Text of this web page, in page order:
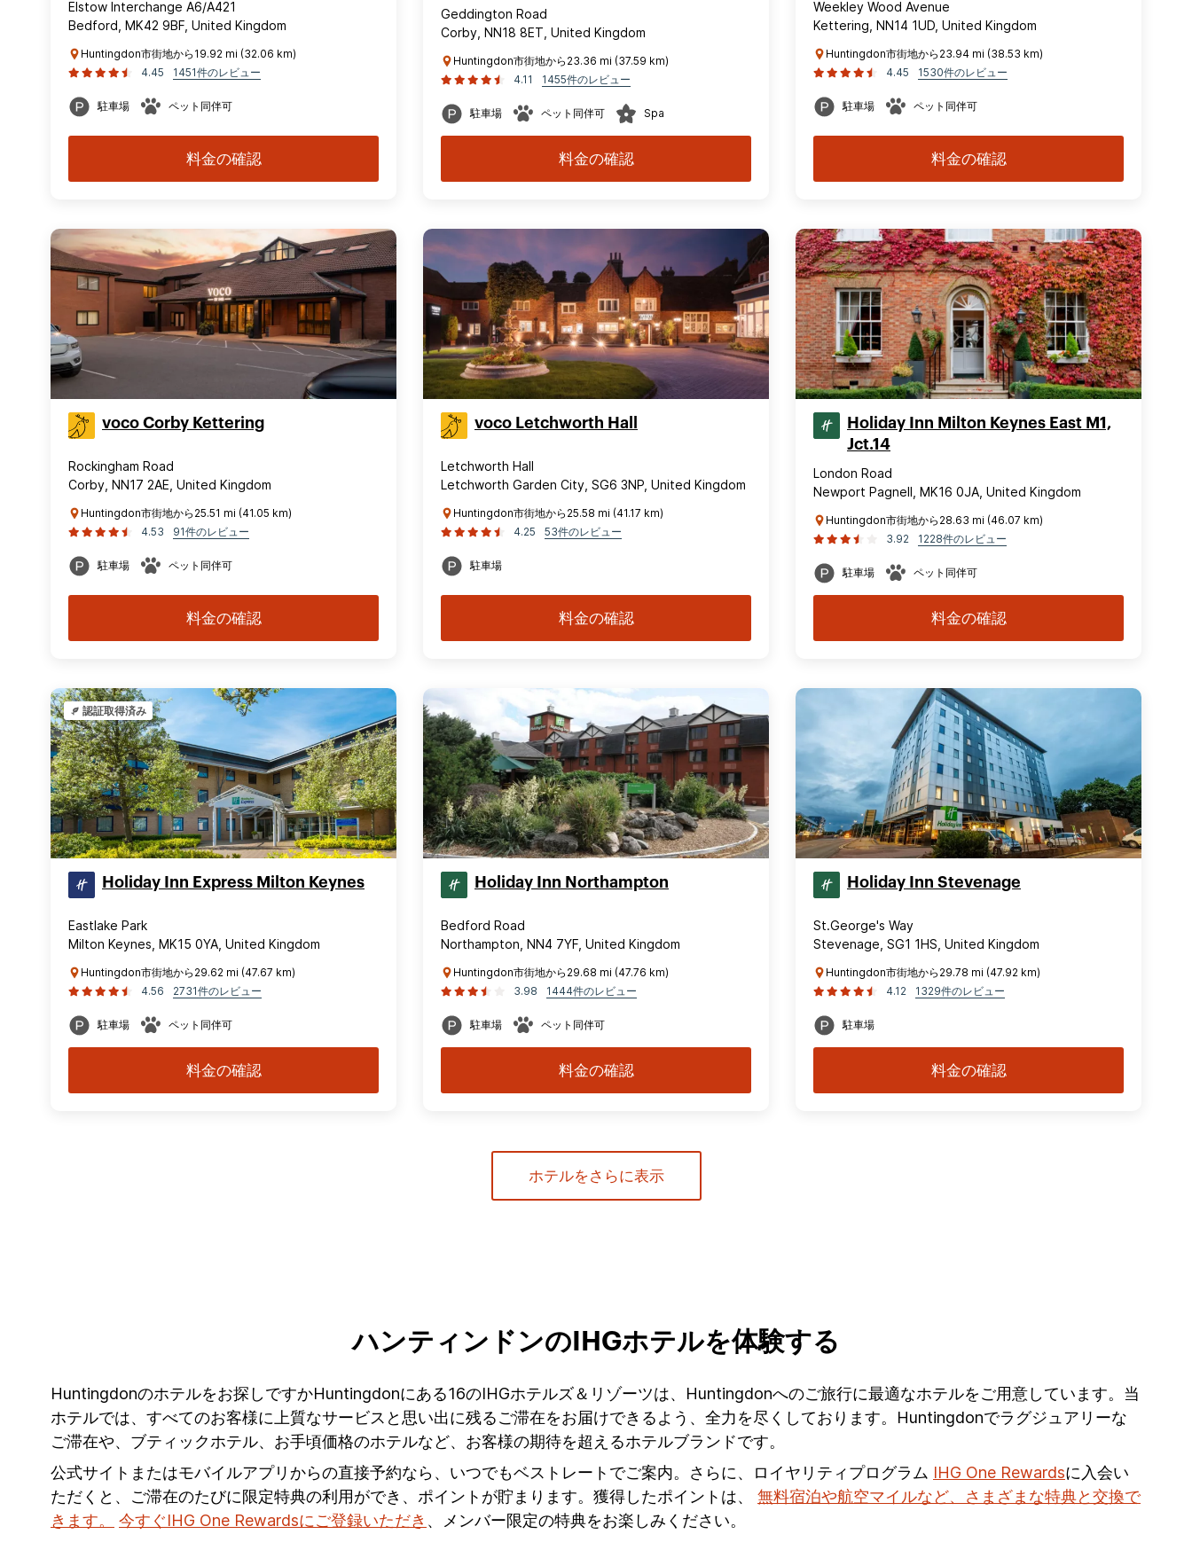
Elstow Interchange A6/A421
Bedford, MK42 9BF, United Kingdom
Huntingdon市街地から19.92 mi (32.06 km)
4.45
1451件のレビュー
駐車場 ペット同伴可
料金の確認
Geddington Road
Corby, NN18 8ET, United Kingdom
Huntingdon市街地から23.36 mi (37.59 km)
4.11
1455件のレビュー
駐車場 ペット同伴可 Spa
料金の確認
Weekley Wood Avenue
Kettering, NN14 1UD, United Kingdom
Huntingdon市街地から23.94 mi (38.53 km)
4.45
1530件のレビュー
駐車場 ペット同伴可
料金の確認
voco Corby Kettering
Rockingham Road
Corby, NN17 2AE, United Kingdom
Huntingdon市街地から25.51 mi (41.05 km)
4.53
91件のレビュー
駐車場 ペット同伴可
料金の確認
voco Letchworth Hall
Letchworth Hall
Letchworth Garden City, SG6 3NP, United Kingdom
Huntingdon市街地から25.58 mi (41.17 km)
4.25
53件のレビュー
駐車場
料金の確認
Holiday Inn Milton Keynes East M1,
Jct.14
London Road
Newport Pagnell, MK16 0JA, United Kingdom
Huntingdon市街地から28.63 mi (46.07 km)
3.92
1228件のレビュー
駐車場 ペット同伴可
料金の確認
認証取得済み
Holiday Inn Express Milton Keynes
Eastlake Park
Milton Keynes, MK15 0YA, United Kingdom
Huntingdon市街地から29.62 mi (47.67 km)
4.56
2731件のレビュー
駐車場 ペット同伴可
料金の確認
Holiday Inn Northampton
Bedford Road
Northampton, NN4 7YF, United Kingdom
Huntingdon市街地から29.68 mi (47.76 km)
3.98
1444件のレビュー
駐車場 ペット同伴可
料金の確認
Holiday Inn Stevenage
St.George's Way
Stevenage, SG1 1HS, United Kingdom
Huntingdon市街地から29.78 mi (47.92 km)
4.12
1329件のレビュー
駐車場
料金の確認
ホテルをさらに表示
ハンティンドンのIHGホテルを体験する
Huntingdonのホテルをお探しですかHuntingdonにある16のIHGホテルズ＆リゾーツは、Huntingdonへのご旅行に最適なホテルをご用意しています。当
ホテルでは、すべてのお客様に上質なサービスと思い出に残るご滞在をお届けできるよう、全力を尽くしております。Huntingdonでラグジュアリーな
ご滞在や、ブティックホテル、お手頃価格のホテルなど、お客様の期待を超えるホテルブランドです。
公式サイトまたはモバイルアプリからの直接予約なら、いつでもベストレートでご案内。さらに、ロイヤリティプログラム IHG One Rewardsに入会い
ただくと、ご滞在のたびに限定特典の利用ができ、ポイントが貯まります。獲得したポイントは、 無料宿泊や航空マイルなど、さまざまな特典と交換で
きます。
今すぐIHG One Rewardsにご登録いただき 、メンバー限定の特典をお楽しみください。